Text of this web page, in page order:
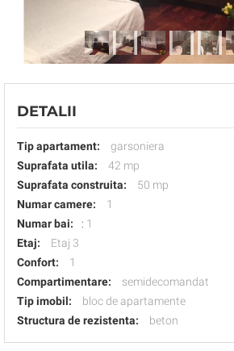
DETALII
Tip apartament:
garsoniera
Suprafata utila:
42 mp
Suprafata construita:
50 mp
Numar camere:
1
Numar bai:
: 1
Etaj:
Etaj 3
Confort:
1
Compartimentare:
semidecomandat
Tip imobil:
bloc de apartamente
Structura de rezistenta:
beton